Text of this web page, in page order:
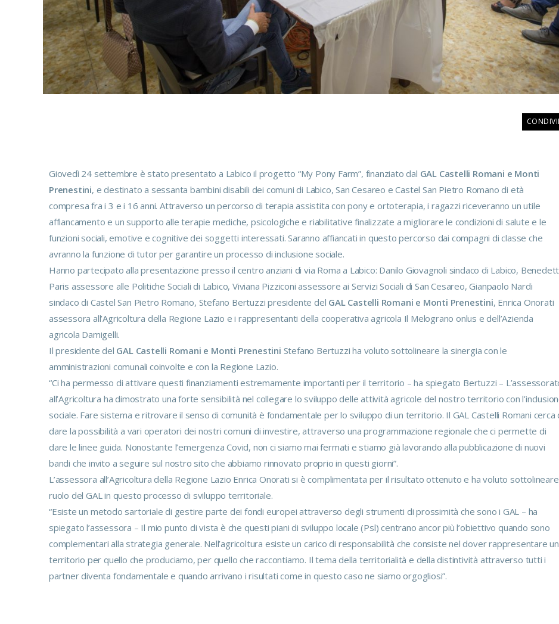
Giovedì 24 settembre è stato presentato a Labico il progetto “My Pony Farm”, finanziato dal GAL Castelli Romani e Monti
Prenestini, e destinato a sessanta bambini disabili dei comuni di Labico, San Cesareo e Castel San Pietro Romano di età
compresa fra i 3 e i 16 anni. Attraverso un percorso di terapia assistita con pony e ortoterapia, i ragazzi riceveranno un utile
affiancamento e un supporto alle terapie mediche, psicologiche e riabilitative finalizzate a migliorare le condizioni di salute e le
funzioni sociali, emotive e cognitive dei soggetti interessati. Saranno affiancati in questo percorso dai compagni di classe che
avranno la funzione di tutor per garantire un processo di inclusione sociale.
Hanno partecipato alla presentazione presso il centro anziani di via Roma a Labico: Danilo Giovagnoli sindaco di Labico,
Paris assessore alle Politiche Sociali di Labico, Viviana Pizziconi assessore ai Servizi Sociali di San Cesareo, Gianpaolo Nardi
sindaco di Castel San Pietro Romano, Stefano Bertuzzi presidente del GAL Castelli Romani e Monti Prenestini, Enrica Onorati
assessora all’Agricoltura della Regione Lazio e i rappresentanti della cooperativa agricola Il Melograno onlus e dell’Azienda
agricola Damigelli.
Il presidente del GAL Castelli Romani e Monti Prenestini Stefano Bertuzzi ha voluto sottolineare la sinergia con le
amministrazioni comunali coinvolte e con la Regione Lazio.
“Ci ha permesso di attivare questi finanziamenti estremamente importanti per il territorio – ha spiegato Bertuzzi –
all’Agricoltura ha dimostrato una forte sensibilità nel collegare lo sviluppo delle attività agricole del nostro territorio con
sociale. Fare sistema e ritrovare il senso di comunità è fondamentale per lo sviluppo di un territorio. Il GAL Castelli Romani cerca
dare la possibilità a vari operatori dei nostri comuni di investire, attraverso una programmazione regionale che ci permette di
dare le linee guida. Nonostante l’emergenza Covid, non ci siamo mai fermati e stiamo già lavorando alla pubblicazione di nuovi
bandi che invito a seguire sul nostro sito che abbiamo rinnovato proprio in questi giorni”.
L’assessora all’Agricoltura della Regione Lazio Enrica Onorati si è complimentata per il risultato ottenuto e ha voluto
ruolo del GAL in questo processo di sviluppo territoriale.
“Esiste un metodo sartoriale di gestire parte dei fondi europei attraverso degli strumenti di prossimità che sono i GAL – ha
spiegato l’assessora – Il mio punto di vista è che questi piani di sviluppo locale (Psl) centrano ancor più l’obiettivo quando sono
complementari alla strategia generale. Nell’agricoltura esiste un carico di responsabilità che consiste nel dover rappresentare un
territorio per quello che produciamo, per quello che raccontiamo. Il tema della territorialità e della distintività attraverso tutti i
partner diventa fondamentale e quando arrivano i risultati come in questo caso ne siamo orgogliosi”.